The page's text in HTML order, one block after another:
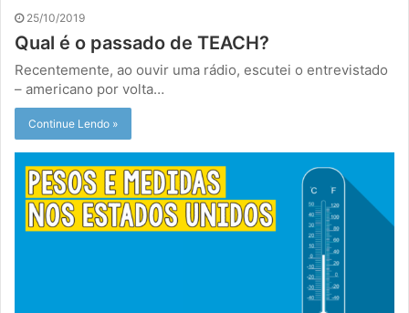
25/10/2019
Qual é o passado de TEACH?
Recentemente, ao ouvir uma rádio, escutei o entrevistado
– americano por volta…
Continue Lendo »